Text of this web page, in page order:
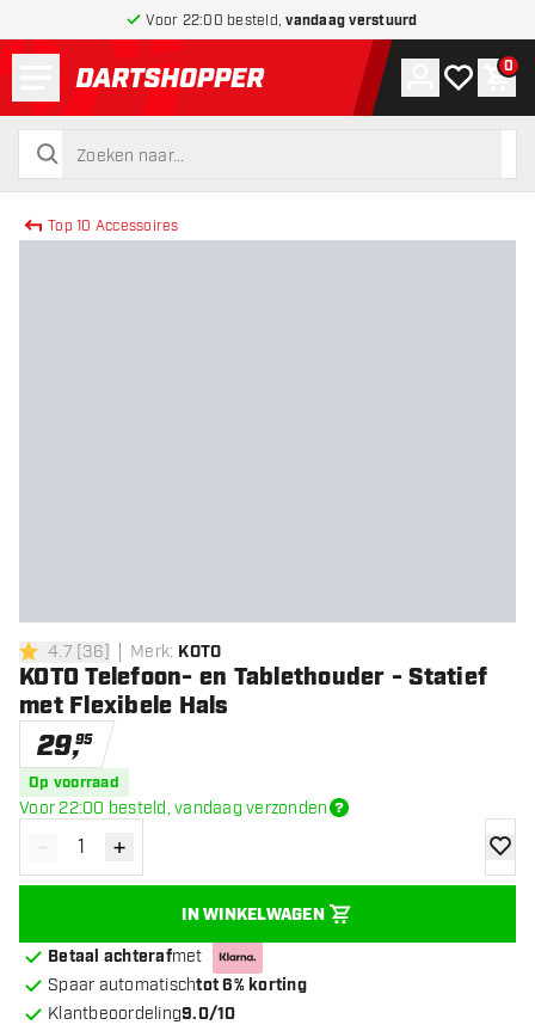
Voor 22:00 besteld,vandaag verstuurd
terug naar home pagina
zoeken
zoeken
Account
Mijn 0
Top 10 Accessoires
4.7 score sterren
4.7 [36] Merk: KOTO
KOTO Telefoon- en Tablethouder - Statief
met Flexibele Hals
29,95
Op voorraad
Voor 22:00 besteld, vandaag verzonden
Verminder hoeveelheid
- Verhoog hoeveelheid
+
IN WINKELWAGEN
Betaal achterafmet
Spaar automatischtot 6% korting
Klantbeoordeling9.0/10